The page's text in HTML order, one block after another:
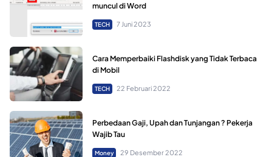
muncul di Word
TECH 7 Juni 2023
Cara Memperbaiki Flashdisk yang Tidak Terbaca
di Mobil
TECH 22 Februari 2022
Perbedaan Gaji, Upah dan Tunjangan ? Pekerja
Wajib Tau
Money 29 Desember 2022